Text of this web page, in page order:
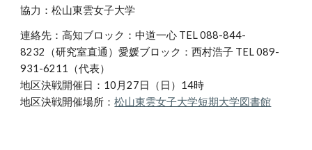
協力：松山東雲女子大学
連絡先 ：高知ブロック：中道一心 TEL 088-844-
8232（研究室直通）愛媛ブロック：西村浩子 TEL 089-
931-6211（代表）
地区決戦開催日 ： 10月27日（日）14時
地区決戦開催場所：松山東雲女子大学短期大学図書館